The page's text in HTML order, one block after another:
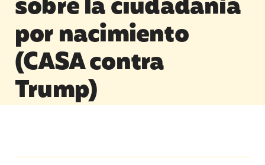
por nacimiento
(CASA contra
Trump)